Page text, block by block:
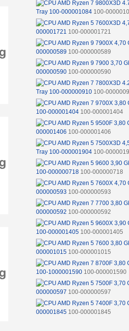
Tray 100-000001084 100-
000001721 100-000001721
000000589 100-000000589
000000590 100-000000590
Tray 100-000000910 100-
100-000001404 100-000001404
000001406 100-000001406
Tray 100-000001904 100-
100-000000718 100-000000718
000000593 100-000000593
000000592 100-000000592
100-000001405 100-000001405
000001015 100-000001015
100-1000001590 100-000001590
000000597 100-000000597
000001845 100-000001845